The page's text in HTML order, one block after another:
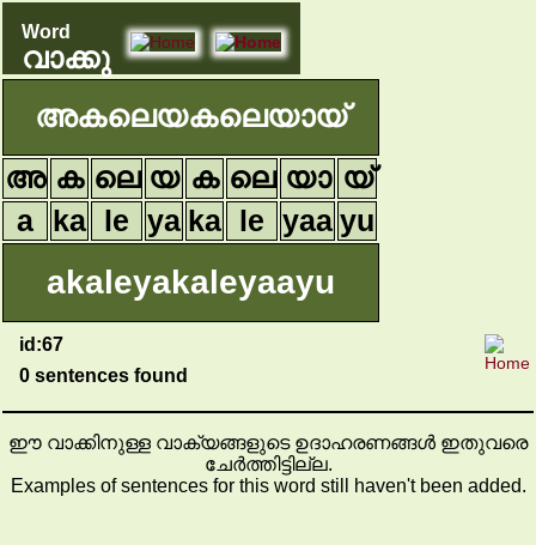
Word
വാക്കു
അകലെയകലെയായ്
അ ക ലെ യ ക ലെ യാ യ്
a
ka le ya ka le yaa yu
akaleyakaleyaayu
id:67
0 sentences found
ഈ വാക്കിനുള്ള വാക്യങ്ങളുടെ ഉദാഹരണങ്ങൾ ഇതുവരെ
ചേർത്തിട്ടില്ല.
Examples of sentences for this word still haven't been added.